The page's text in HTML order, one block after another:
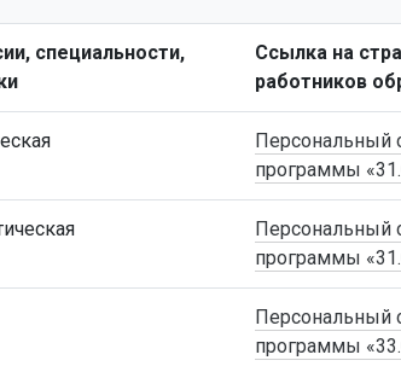
специальности,
Ссылка на
работников
Персональный
программы
Персональный
программы
Персональный
программы